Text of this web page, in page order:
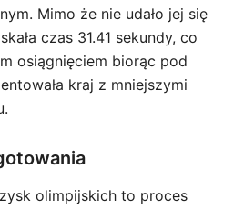
Mimo że nie udało jej się
czas 31.41 sekundy, co
osiągnięciem biorąc pod
kraj z mniejszymi
olimpijskich to proces